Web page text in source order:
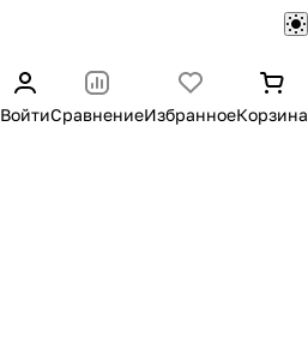
ВойтиСравнениеИзбранноеКорзина